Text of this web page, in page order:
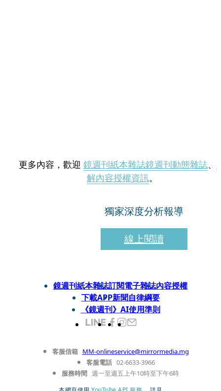
更多內容，歡迎 鏡週刊紙本雜誌鏡週刊動態雜誌、
解內容授權資訊。
獨家深度分析報導
線上閱讀
鏡週刊紙本雜誌訂閱電子雜誌內容授權
下載APP新聞自律綱要
《鏡週刊》AI使用準則
客服信箱 MM-onlineservice@mirrormedia.mg
客服電話 02-6633-3966
服務時間 週一至週五上午10時至下午6時